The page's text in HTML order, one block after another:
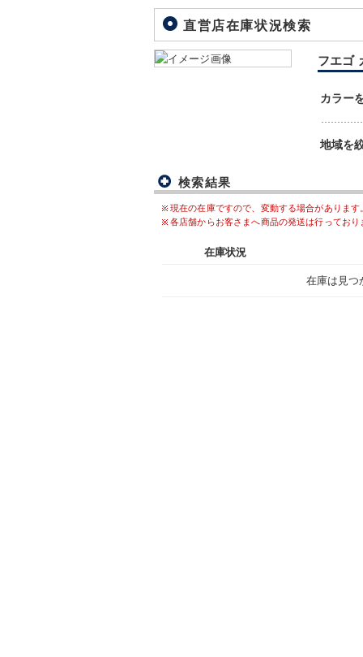
直営店在庫状況検索
フエゴ
カラー
地域を
検索結果
現在の在庫ですので、変動する場合がありま
各店舗からお客さまへ商品の発送は行っており
在庫状況
在庫は見